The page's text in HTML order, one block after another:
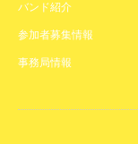
バンド紹介
参加者募集情報
事務局情報